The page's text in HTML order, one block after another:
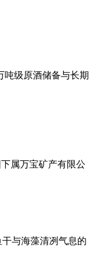
吨级原酒储备与长期
属万宝矿产有限公
与海藻清冽气息的